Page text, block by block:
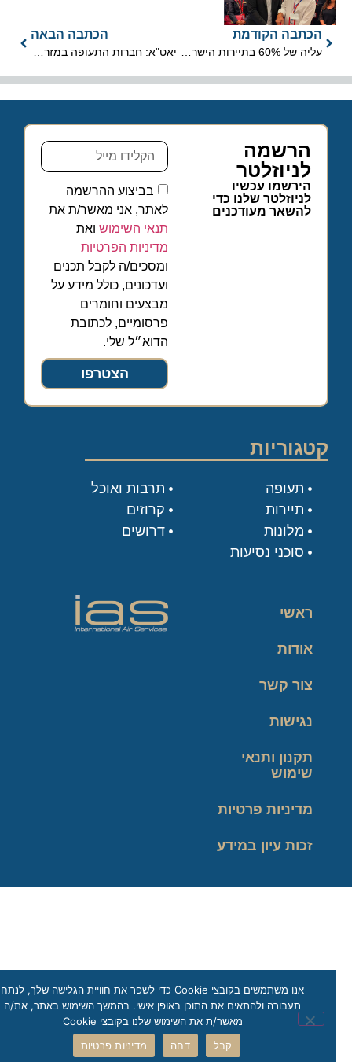
הכתבה הקודמת
עליה של 60% בתיירות הישראלית לטורקיה באוקטובר
הכתבה הבאה
יאט"א: חברות התעופה במזרח התיכון הובילו את הצמיחה באוקטובר
הרשמה
לניוזלטר
הירשמו עכשיו
לניוזלטר שלנו כדי
להשאר מעודכנים
בביצוע ההרשמה
לאתר, אני מאשר/ת את
תנאי השימושואת
מדיניות הפרטיות
ומסכים/ה לקבל תכנים
ועדכונים, כולל מידע על
מבצעים וחומרים
פרסומיים, לכתובת
הדוא״ל שלי.
הצטרפו
קטגוריות
תעופה
תיירות
מלונות
סוכני נסיעות
תרבות ואוכל
קרוזים
דרושים
ראשי
אודות
צור קשר
נגישות
תקנון ותנאי
שימוש
מדיניות פרטיות
זכות עיון במידע
אנו משתמשים בקובצי Cookie כדי לשפר את חוויית הגלישה שלך, לנתח
תעבורה ולהתאים את התוכן באופן אישי. בהמשך השימוש באתר, את/ה
מאשר/ת את השימוש שלנו בקובצי Cookie
קבל
דחה מדיניות פרטיות